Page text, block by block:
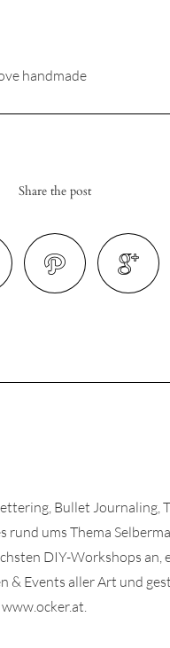
handmade
Share the post
Bullet Journaling,
rund ums Thema
DIY-Workshops
& Events aller Art und